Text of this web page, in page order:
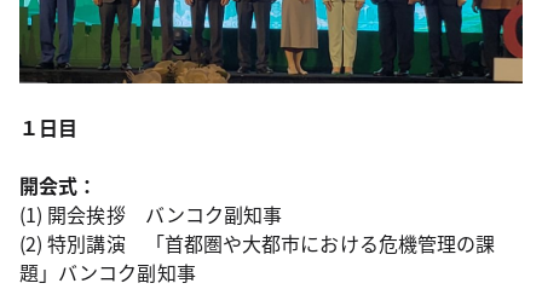
１日目
開会式：
(1) 開会挨拶 バンコク副知事
(2) 特別講演 「首都圏や大都市における危機管理の課
題」バンコク副知事